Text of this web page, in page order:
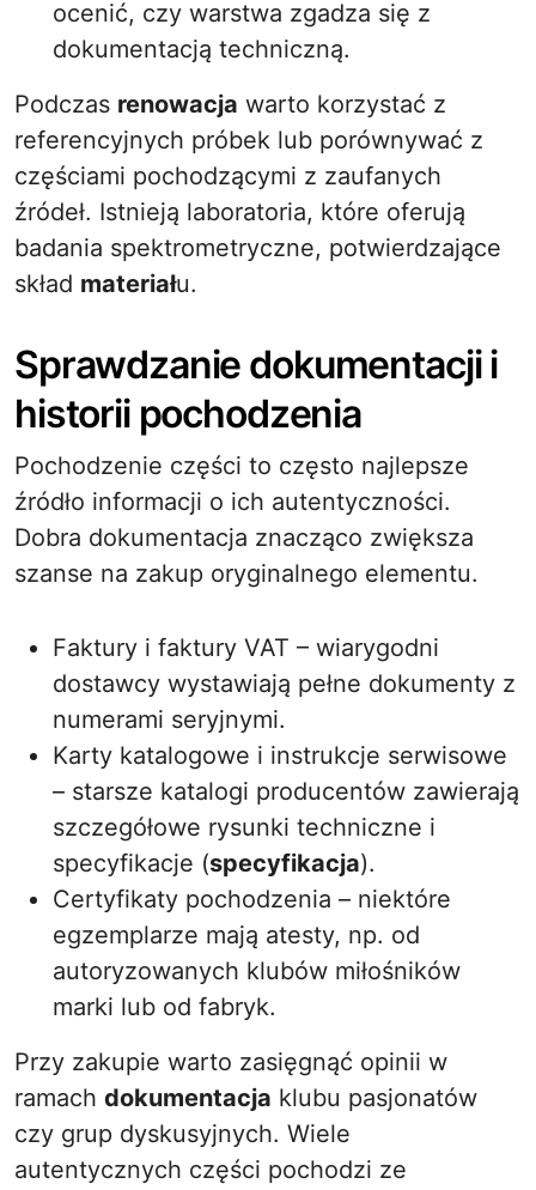
ocenić, czy warstwa zgadza się z
dokumentacją techniczną.
Podczas renowacja warto korzystać z
referencyjnych próbek lub porównywać z
częściami pochodzącymi z zaufanych
źródeł. Istnieją laboratoria, które oferują
badania spektrometryczne, potwierdzające
skład materiału.
Sprawdzanie dokumentacji i
historii pochodzenia
Pochodzenie części to często najlepsze
źródło informacji o ich autentyczności.
Dobra dokumentacja znacząco zwiększa
szanse na zakup oryginalnego elementu.
Faktury i faktury VAT – wiarygodni
dostawcy wystawiają pełne dokumenty z
numerami seryjnymi.
Karty katalogowe i instrukcje serwisowe
– starsze katalogi producentów zawierają
szczegółowe rysunki techniczne i
specyfikacje (specyfikacja).
Certyfikaty pochodzenia – niektóre
egzemplarze mają atesty, np. od
autoryzowanych klubów miłośników
marki lub od fabryk.
Przy zakupie warto zasięgnąć opinii w
ramach dokumentacja klubu pasjonatów
czy grup dyskusyjnych. Wiele
autentycznych części pochodzi ze